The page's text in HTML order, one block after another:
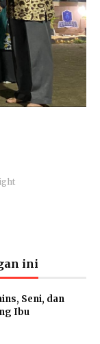
ini
Seni, dan
Ibu